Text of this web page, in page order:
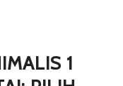
1